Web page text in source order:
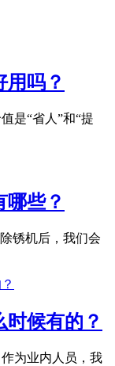
用吗？
是“省人”和“提
哪些？
锈机后，我们会
候有的？
为业内人员，我